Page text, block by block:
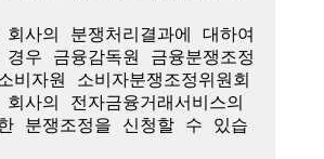
사의 분쟁처리결과에 대하여
우 금융감독원 금융분쟁조정
비자원 소비자분쟁조정위원회
사의 전자금융거래서비스의
분쟁조정을 신청할 수 있습